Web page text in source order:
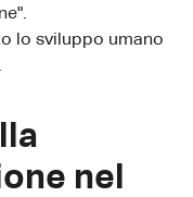
lo sviluppo umano
nel